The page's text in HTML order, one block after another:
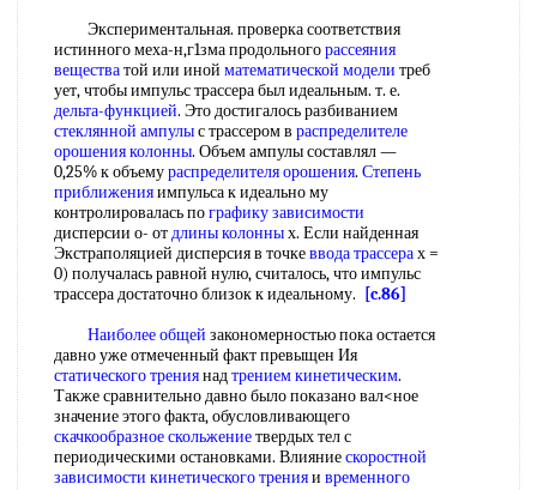
Экспериментальная. проверка соответствия
истинного меха-н,г1зма продольногорассеяния
веществатой или иной математической модели треб
ует, чтобы импульс трассера был идеальным. т. е.
дельта-функцией. Это достигалось разбиванием
стеклянной ампулыс трассером в распределителе
орошения колонны. Объем ампулы составлял —
0,25% к объемураспределителя орошения. Степень
приближенияимпульса к идеально му
контролировалась пографику зависимости
дисперсии о- отдлины колонных. Если найденная
Экстраполяцией дисперсия в точкеввода трассерах =
0) получалась равной нулю, считалось, что импульс
трассера достаточно близок к идеальному.
[c.86]
Наиболее общей закономерностью пока остается
давно уже отмеченный факт превыщен Ия
статического трениянадтрением кинетическим.
Также сравнительно давно было показано вал<ное
значение этого факта, обусловливающего
скачкообразное скольжениетвердых тел с
периодическими остановками. Влияниескоростной
зависимости кинетического тренияи временного